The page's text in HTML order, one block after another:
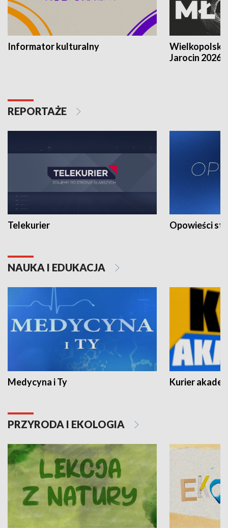
Informator kulturalny
Jarocin 2026
REPORTAŻE
Telekurier Opowieści
NAUKA I EDUKACJA
Medycyna i Ty Kurier
PRZYRODA I EKOLOGIA